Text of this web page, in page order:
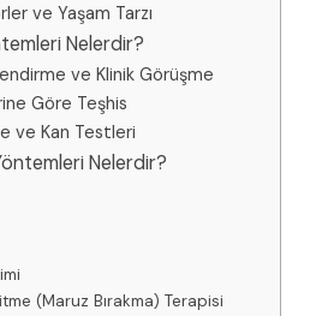
ve Yaşam Tarzı
Nelerdir?
ve Klinik Görüşme
Göre Teşhis
ve Kan Testleri
Nelerdir?
(Maruz Bırakma) Terapisi